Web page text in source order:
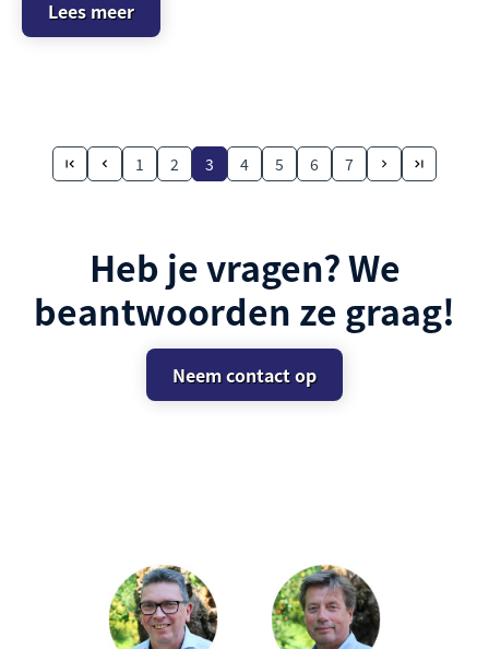
Lees meer
1 2 3 4 5 6 7
Heb je vragen? We
beantwoorden ze graag!
Neem contact op